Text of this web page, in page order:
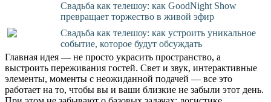
Свадьба как телешоу: как GoodNight Show
превращает торжество в живой эфир
Свадьба как телешоу: как устроить уникальное
событие, которое будут обсуждать
Главная идея — не просто украсить пространство, а
выстроить переживания гостей. Свет и звук, интерактивные
элементы, моменты с неожиданной подачей — все это
работает на то, чтобы вы и ваши близкие не забыли этот день.